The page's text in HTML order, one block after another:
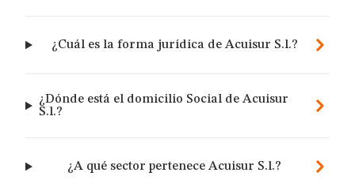
¿Cuál es la forma jurídica de Acuisur S.l.?
¿Dónde está el domicilio Social de Acuisur
S.l.?
¿A qué sector pertenece Acuisur S.l.?